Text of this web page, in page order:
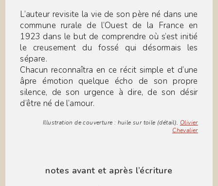
L’auteur revisite la vie de son père né dans une
commune rurale de l’Ouest de la France en
1923 dans le but de comprendre où s’est initié
le creusement du fossé qui désormais les
sépare.
Chacun reconnaîtra en ce récit simple et d’une
âpre émotion quelque écho de son propre
silence, de son urgence à dire, de son désir
d’être né de l’amour.
Illustration de couverture : huile sur toile (détail), Olivier
Chevalier
notes avant et après l’écriture